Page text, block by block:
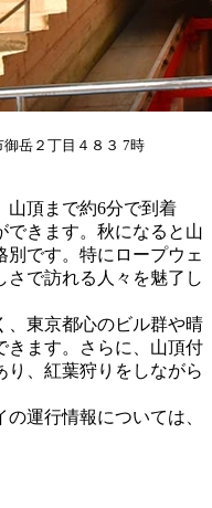
岳２丁目４８３ 7時
山頂まで約6分で到着
できます。秋になると山
です。特にロープウェ
さで訪れる人々を魅了し
、東京都心のビル群や晴
きます。さらに、山頂付
り、紅葉狩りをしながら
運行情報については、